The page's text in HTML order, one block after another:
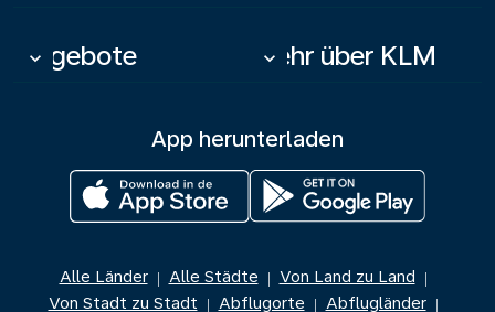
Angebote
keyboard_arrow_down Mehr über KLM
keyboard_arrow_down
App herunterladen
Alle Länder | Alle Städte | Von Land zu Land |
Von Stadt zu Stadt | Abflugorte | Abflugländer |